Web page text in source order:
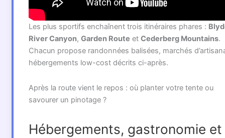
Les plus sportifs enchaînent trois itinéraires phares :
River Canyon, Garden Route et Cederberg Mountains.
Chacun propose randonnées balisées, marchés
hébergements low-cost décrits ci-après.
Après la route vient le repos : où planter votre tente ou
savourer un pinotage ?
Hébergements, gastronomie et